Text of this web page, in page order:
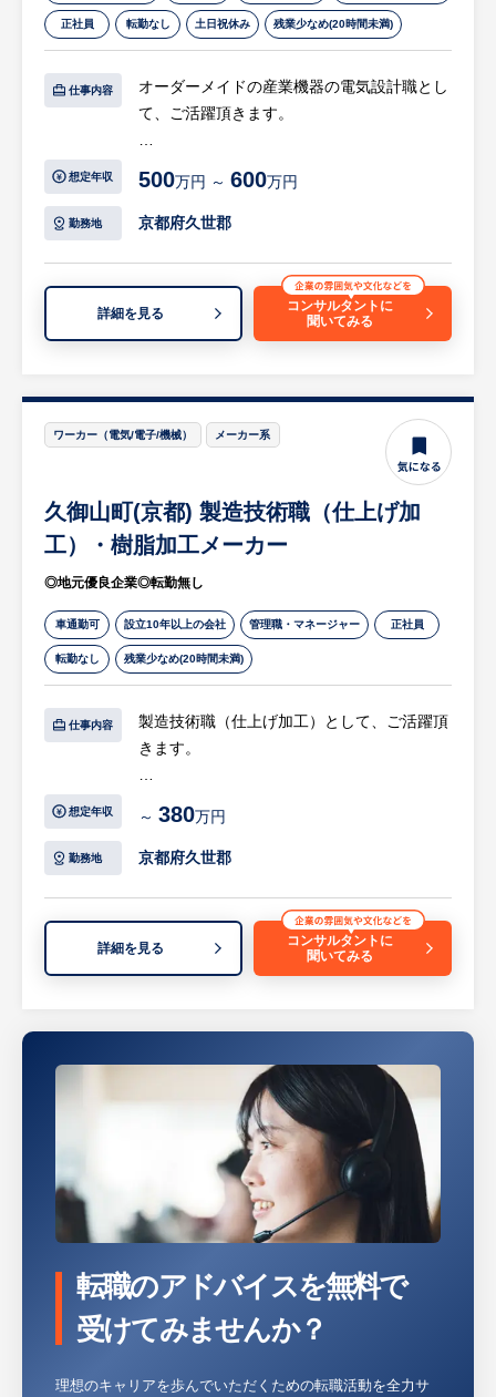
・業界も使用方法も異なるお客様が多いた
め、お客様に合わせた完全オーダーメイド製
設計者や組立者との打合せも行い、社員一丸
となって他技術者と高め合いながらチームで
仕事を行います。
正社員 転勤なし 土日祝休み 残業少なめ(20時間未満)
仕事内容
オーダーメイドの産業機器の電気設計職とし
て、ご活躍頂きます。
・お客様との機械仕様の打合せ
・回路設計（CAD）
・工場及び納入先でのインストール
リモートワーク：週１～2日相談可能（業務
～1泊程度の全国出張の可能性あり。ほとん
どが日帰りで数か月に1回程度
【HUREX求人担当コメント】
オン電池、半導体、ディスプレイなど多くの
分野の工業用フィルムや金属箔など私たちの
身の回りにある幅広い製品に使われていま
す。
め、お客様に合わせた完全オーダーメイド製
品です。担当機の設計を始めるにあたり電気
設計者や組立者との打合せも行い、社員一丸
となって他技術者と高め合いながらチームで
想定年収 500万円 ～ 600万円
勤務地 京都府久世郡
詳細を見る
コンサルタントに
聞いてみる
ワーカー（電気/電子/機械） メーカー系
久御山町(京都) 製造技術職（仕上げ加
工）・樹脂加工メーカー
◎地元優良企業◎転勤無し
車通勤可 設立10年以上の会社 管理職・マネージャー 正社員
転勤なし 残業少なめ(20時間未満)
仕事内容
製造技術職（仕上げ加工）として、ご活躍頂
きます。
・工業用樹脂加工業務
・樹脂と樹脂の接着作業
・研磨作業（つや出しや小傷を取るなどの仕
等
・計測機器や各種精密機器に使用される部品
など多種多様な加工品を製作しています。
・「NOとは言わないモノづくり」をモット
ーにしており、50年以上の歴史があります。
・正規雇用11名、パート4名の計15名です。
20代～50代までバランスよく在籍していま
す。また半数以上名が女性社員となっており
■研修制度
・未経験者からスタートした方が大半です
も全く問題なくスキルを身に付けることが出
想定年収 ～ 380万円
勤務地 京都府久世郡
詳細を見る
コンサルタントに
聞いてみる
転職のアドバイスを無料で
受けてみませんか？
理想のキャリアを歩んでいただくための転職活動を全力サ